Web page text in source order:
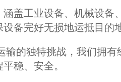
盖工业设备、机械设备
备完好无损地运抵目的
输的独特挑战，我们拥
稳、安全。